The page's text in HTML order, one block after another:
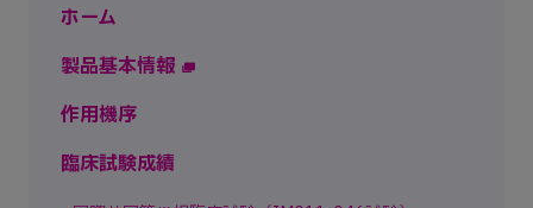
ホーム
製品基本情報
作用機序
臨床試験成績